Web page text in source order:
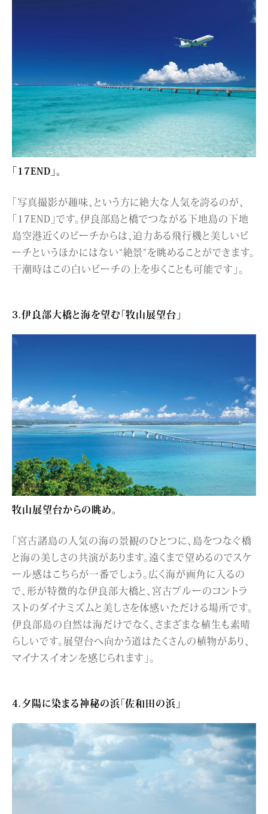
「17END」。
「写真撮影が趣味、という方に絶大な人気を誇るのが、
「17END」です。伊良部島と橋でつながる下地島の下地
島空港近くのビーチからは、迫力ある飛行機と美しいビ
ーチというほかにはない“絶景”を眺めることができます。
干潮時はこの白いビーチの上を歩くことも可能です」。
3.伊良部大橋と海を望む「牧山展望台」
牧山展望台からの眺め。
「宮古諸島の人気の海の景観のひとつに、島をつなぐ橋
と海の美しさの共演があります。遠くまで望めるのでスケ
ール感はこちらが一番でしょう。広く海が画角に入るの
で、形が特徴的な伊良部大橋と、宮古ブルーのコントラ
ストのダイナミズムと美しさを体感いただける場所です。
伊良部島の自然は海だけでなく、さまざまな植生も素晴
らしいです。展望台へ向かう道はたくさんの植物があり、
マイナスイオンを感じられます」。
4.夕陽に染まる神秘の浜「佐和田の浜」